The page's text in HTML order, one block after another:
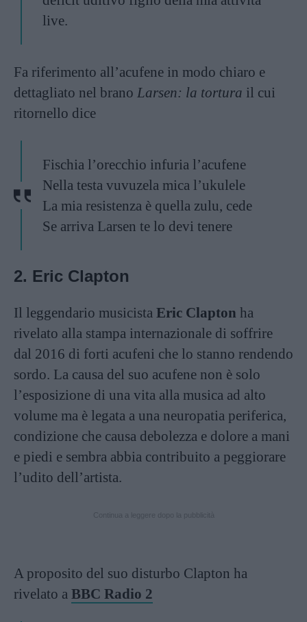
live.
Fa riferimento all’acufene in modo chiaro e
dettagliato nel brano Larsen: la tortura il cui
ritornello dice
Fischia l’orecchio infuria l’acufene
Nella testa vuvuzela mica l’ukulele
La mia resistenza è quella zulu, cede
Se arriva Larsen te lo devi tenere
2. Eric Clapton
Il leggendario musicista Eric Clapton ha
rivelato alla stampa internazionale di soffrire
dal 2016 di forti acufeni che lo stanno rendendo
sordo. La causa del suo acufene non è solo
l’esposizione di una vita alla musica ad alto
volume ma è legata a una neuropatia periferica,
condizione che causa debolezza e dolore a mani
e piedi e sembra abbia contribuito a peggiorare
l’udito dell’artista.
A proposito del suo disturbo Clapton ha
rivelato a BBC Radio 2